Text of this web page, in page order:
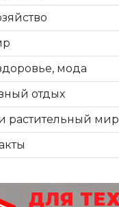
мода
отдых
растительный мир